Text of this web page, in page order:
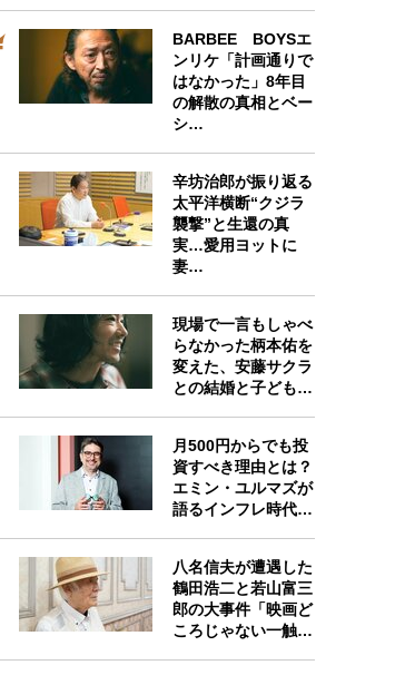
親になるということ
BARBEE BOYSエ
ンリケ「計画通りで
はなかった」8年目
の解散の真相とベー
シ…
辛坊治郎が振り返る
太平洋横断“クジラ
襲撃”と生還の真
実…愛用ヨットに
妻…
現場で一言もしゃべ
らなかった柄本佑を
変えた、安藤サクラ
との結婚と子ども…
月500円からでも投
資すべき理由とは？
エミン・ユルマズが
語るインフレ時代…
八名信夫が遭遇した
鶴田浩二と若山富三
郎の大事件「映画ど
ころじゃない一触…